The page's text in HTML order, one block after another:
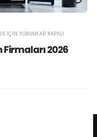
IÇIN YORUMLAR KAPALI
Firmaları 2026